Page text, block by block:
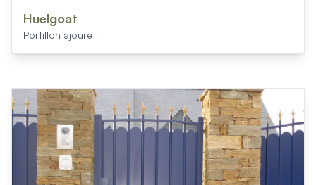
Huelgoat
Portillon ajouré